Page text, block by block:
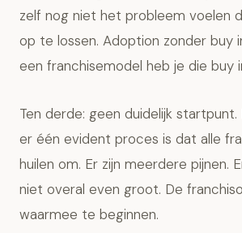
zelf nog niet het probleem voelen
op te lossen. Adoption zonder buy
een franchisemodel heb je die buy
Ten derde: geen duidelijk
er één evident proces is dat alle
huilen om. Er zijn meerdere pijnen.
niet overal even groot. De
waarmee te beginnen.